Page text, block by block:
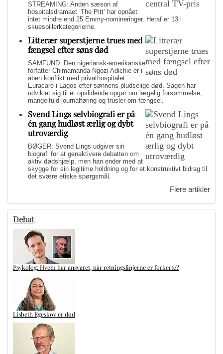
STREAMING: Anden sæson af
hospitalsdramaet ‘The Pitt’ har opnået
intet mindre end 25 Emmy-nomineringer. Heraf er 13 i
skuespillerkategorierne.
Litterær superstjerne trues med
fængsel efter søns død
SAMFUND: Den nigeriansk-amerikanske
forfatter Chimamanda Ngozi Adichie er i
åben konflikt med privathospitalet
Euracare i Lagos efter sønnens pludselige død. Sagen har
udviklet sig til et opslidende opgør om lægelig forsømmelse,
mangelfuld journalføring og trusler om fængsel.
Svend Lings selvbiografi er på
én gang hudløst ærlig og dybt
utroværdig
BØGER: Svend Lings udgiver sin
biografi for at genaktivere debatten om
aktiv dødshjælp, men han ender med at
skygge for sin legitime holdning og for et konstruktivt bidrag til
det svære etiske spørgsmål.
Flere artikler
Debat
Psykolog: Hvem har ansvaret, når retningslinjerne er forkerte?
Lisbeth Egeskov er død